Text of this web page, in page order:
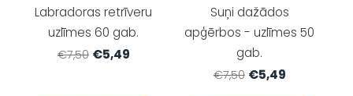
Labradoras retrīveru
uzlīmes 60 gab.
€7,50 €5,49
Suņi dažādos
apģērbos - uzlīmes 50
gab.
€7,50 €5,49